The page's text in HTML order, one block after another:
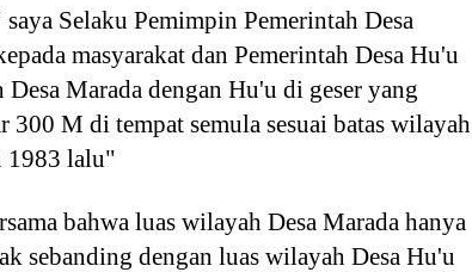
Selaku Pemimpin Pemerintah Desa
masyarakat dan Pemerintah Desa Hu'u
Desa Marada dengan Hu'u di geser yang
300 M di tempat semula sesuai batas wilayah
1983 lalu"
bahwa luas wilayah Desa Marada hanya
sebanding dengan luas wilayah Desa Hu'u